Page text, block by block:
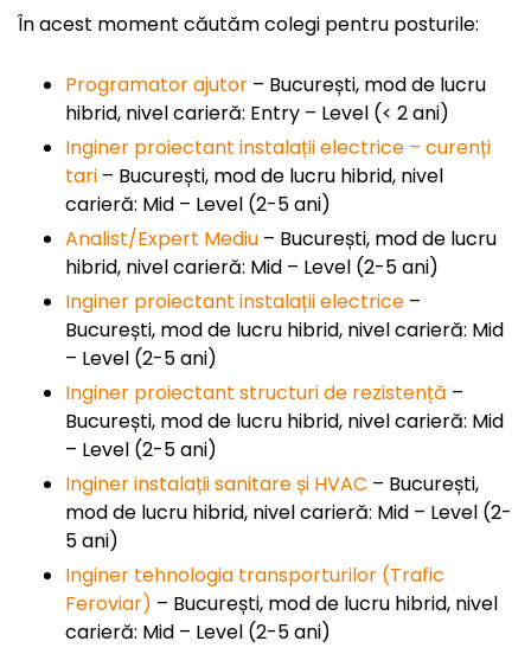
În acest moment căutăm colegi pentru posturile:
Programator ajutor – București, mod de lucru
hibrid, nivel carieră: Entry – Level (< 2 ani)
Inginer proiectant instalații electrice – curenți
tari – București, mod de lucru hibrid, nivel
carieră: Mid – Level (2-5 ani)
Analist/Expert Mediu – București, mod de lucru
hibrid, nivel carieră: Mid – Level (2-5 ani)
Inginer proiectant instalații electrice –
București, mod de lucru hibrid, nivel carieră: Mid
– Level (2-5 ani)
Inginer proiectant structuri de rezistență –
București, mod de lucru hibrid, nivel carieră: Mid
– Level (2-5 ani)
Inginer instalații sanitare și HVAC – București,
mod de lucru hibrid, nivel carieră: Mid – Level (2-
5 ani)
Inginer tehnologia transporturilor (Trafic
Feroviar) – București, mod de lucru hibrid, nivel
carieră: Mid – Level (2-5 ani)